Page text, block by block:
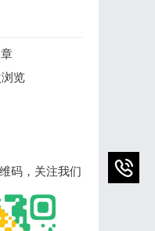
览
码，关注我们